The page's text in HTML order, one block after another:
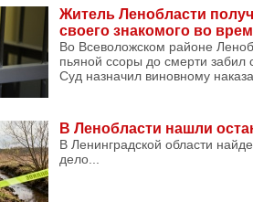
Житель Ленобласти
своего знакомого во
Во Всеволожском районе
пьяной ссоры до смерти забил
Суд назначил виновному
В Ленобласти нашли
В Ленинградской области
дело...